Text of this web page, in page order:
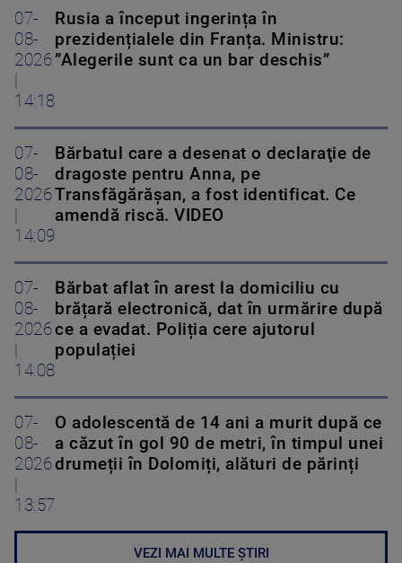
07-
08-
2026
14:18
Rusia a început ingerința în
prezidențialele din Franța. Ministru:
”Alegerile sunt ca un bar deschis”
07-
08-
2026
14:09
Bărbatul care a desenat o declaraţie de
dragoste pentru Anna, pe
Transfăgărăşan, a fost identificat. Ce
amendă riscă. VIDEO
07-
08-
2026
14:08
Bărbat aflat în arest la domiciliu cu
brățară electronică, dat în urmărire după
ce a evadat. Poliția cere ajutorul
populației
07-
08-
2026
13:57
O adolescentă de 14 ani a murit după ce
a căzut în gol 90 de metri, în timpul unei
drumeții în Dolomiți, alături de părinți
VEZI MAI MULTE ȘTIRI